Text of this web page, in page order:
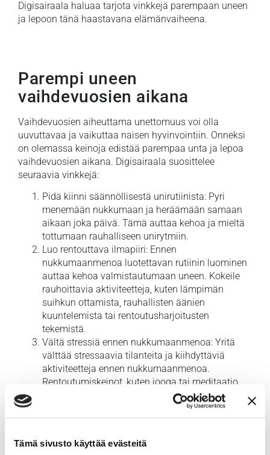
Tämä sivusto käyttää evästeitä
Digisairaala haluaa tarjota vinkkejä parempaan uneen
ja lepoon tänä haastavana elämänvaiheena.
Parempi uneen
vaihdevuosien aikana
Vaihdevuosien aiheuttama unettomuus voi olla
uuvuttavaa ja vaikuttaa naisen hyvinvointiin. Onneksi
on olemassa keinoja edistää parempaa unta ja lepoa
vaihdevuosien aikana. Digisairaala suosittelee
seuraavia vinkkejä:
Pidä kiinni säännöllisestä unirutiinista: Pyri
menemään nukkumaan ja heräämään samaan
aikaan joka päivä. Tämä auttaa kehoa ja mieltä
tottumaan rauhalliseen unirytmiin.
Luo rentouttava ilmapiiri: Ennen
nukkumaanmenoa luotettavan rutiinin luominen
auttaa kehoa valmistautumaan uneen. Kokeile
rauhoittavia aktiviteetteja, kuten lämpimän
suihkun ottamista, rauhallisten äänien
kuuntelemista tai rentoutusharjoitusten
tekemistä.
Vältä stressiä ennen nukkumaanmenoa: Yritä
välttää stressaavia tilanteita ja kiihdyttäviä
aktiviteetteja ennen nukkumaanmenoa.
Rentoutumiskeinot, kuten jooga tai meditaatio,
voivat auttaa rauhoittumaan ja päästämään irti
Oikea ravinto ja liikunta: Terveellinen ruokavalio
unta ja auttaa hallitsemaan vaihdevuosioireita.